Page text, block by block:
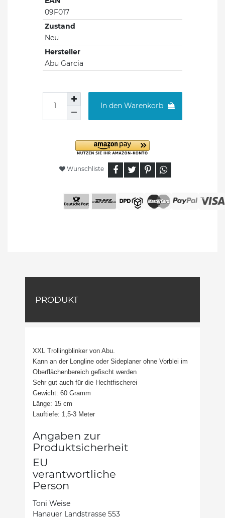
09F017
Zustand
Neu
Hersteller
Abu Garcia
In den Warenkorb
Wunschliste
PRODUKT
XXL Trollingblinker von Abu.
Kann an der Longline oder Sideplaner ohne Vorblei im
Oberflächenbereich gefischt werden
Sehr gut auch für die Hechtfischerei
Gewicht: 60 Gramm
Länge: 15 cm
Lauftiefe: 1,5-3 Meter
Angaben zur
Produktsicherheit
EU
verantwortliche
Person
Toni Weise
Hanauer Landstrasse 553